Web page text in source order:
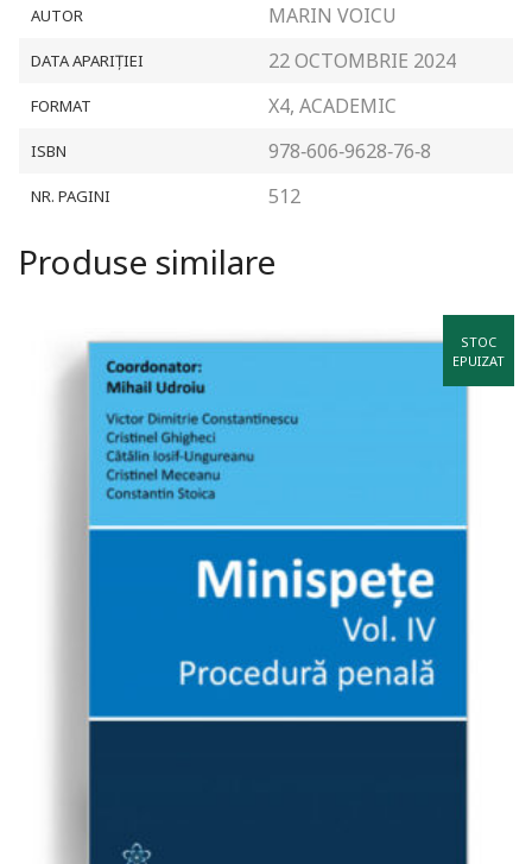
AUTOR MARIN VOICU
DATA APARIȚIEI 22 OCTOMBRIE 2024
FORMAT X4, ACADEMIC
ISBN 978‐606‐9628‐76‐8
NR. PAGINI 512
Produse similare
STOC
EPUIZAT